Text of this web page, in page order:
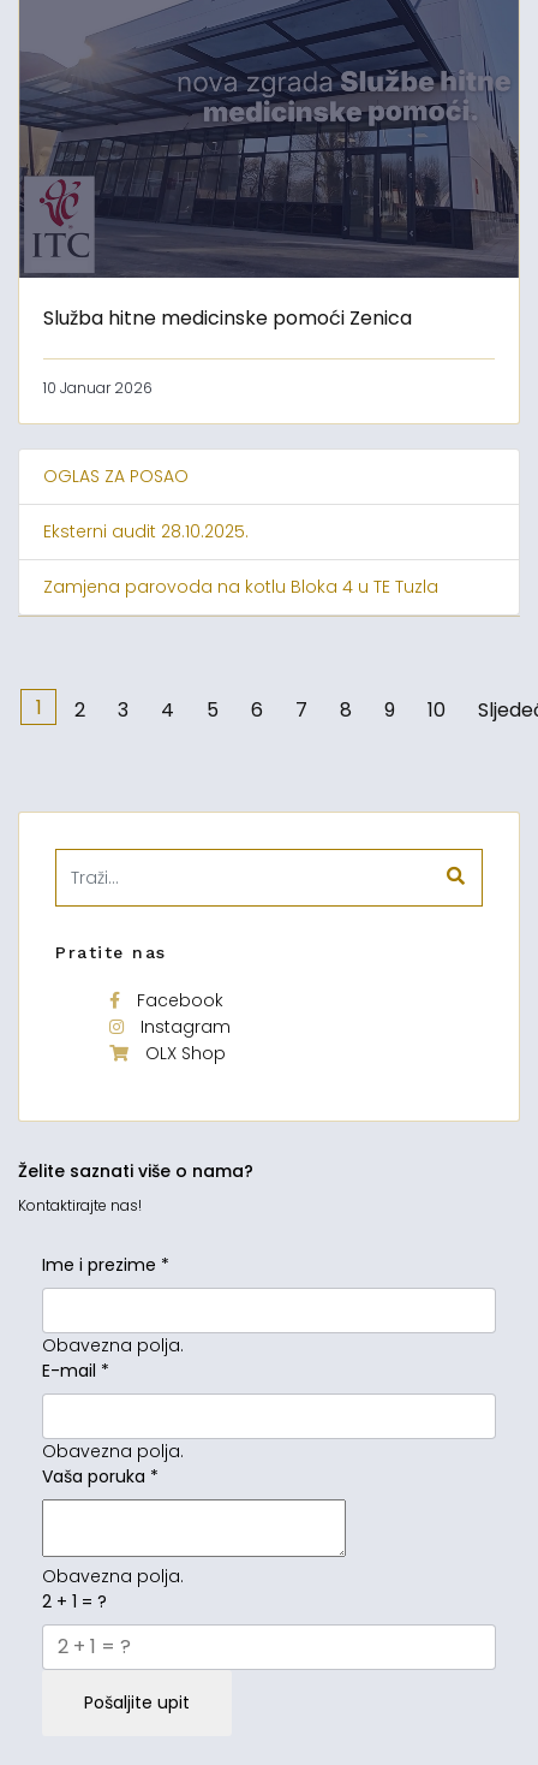
Služba hitne medicinske pomoći Zenica
10 Januar 2026
OGLAS ZA POSAO
Eksterni audit 28.10.2025.
Zamjena parovoda na kotlu Bloka 4 u TE Tuzla
1 2 3 4 5 6 7 8 9 10
Pratite nas
Facebook
Instagram
OLX Shop
Želite saznati više o nama?
Kontaktirajte nas!
Ime i prezime *
Obavezna polja.
E-mail *
Obavezna polja.
Vaša poruka *
Obavezna polja.
2 + 1 = ?
Pošaljite upit